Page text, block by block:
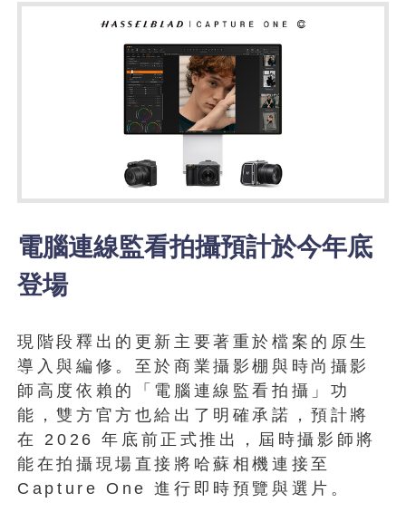
電腦連線監看拍攝預計於今年底
登場
現階段釋出的更新主要著重於檔案的原生
導入與編修。至於商業攝影棚與時尚攝影
師高度依賴的「電腦連線監看拍攝」功
能，雙方官方也給出了明確承諾，預計將
在 2026 年底前正式推出，屆時攝影師將
能在拍攝現場直接將哈蘇相機連接至
Capture One 進行即時預覽與選片。